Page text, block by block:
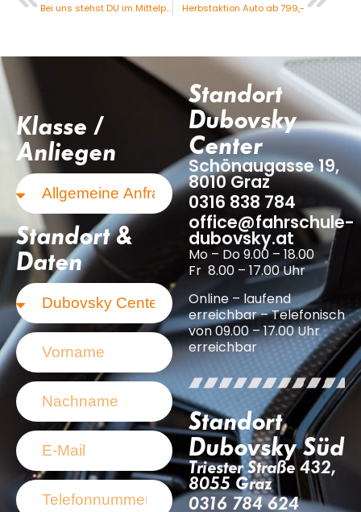
Bei uns stehst DU im Mittelpunkt Herbstaktion Auto ab 799,-
Standort
Dubovsky
Center
Schönaugasse 19,
8010 Graz
0316 838 784
office@fahrschule-
dubovsky.at
Mo – Do 9.00 – 18.00
Fr 8.00 – 17.00 Uhr
Online – laufend
erreichbar – Telefonisch
von 09.00 – 17.00 Uhr
erreichbar
Standort
Dubovsky Süd
Triester Straße 432,
8055 Graz
0316 784 624
Klasse /
Anliegen
Standort &
Daten